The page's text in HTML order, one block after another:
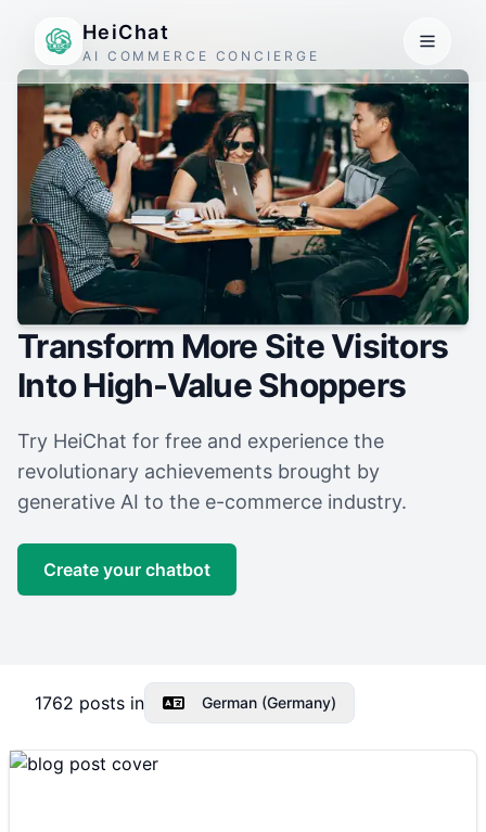
HeiChat
AI COMMERCE CONCIERGE
Transform More Site Visitors
Into High-Value Shoppers
Try HeiChat for free and experience the
revolutionary achievements brought by
generative AI to the e-commerce industry.
Create your chatbot
1762 posts in German (Germany)